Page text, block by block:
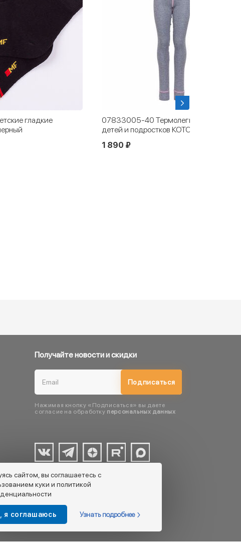
гладкие
07833005-40 Термолеггинсы для
детей и подростков КОТОФЕЙ Комфорт
1 890 ₽
Получайте новости и скидки
Подписаться
Нажимая кнопку «Подписаться» вы даете
согласие на обработку персональных данных
сайтом, вы соглашаетесь с
куки и политикой
я соглашаюсь Узнать подробнее